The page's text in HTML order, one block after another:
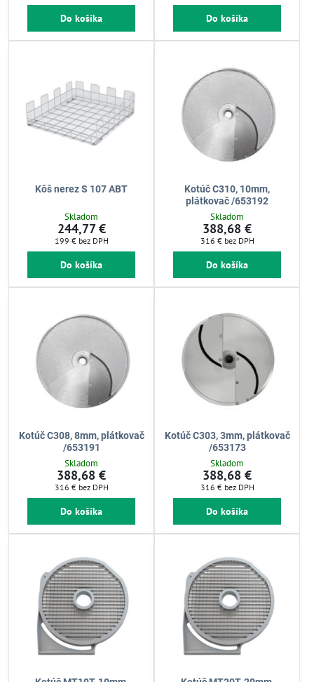
Do košíka Do košíka
Kôš nerez S 107 ABT
Skladom
244,77 €
199 € bez DPH
Do košíka
Kotúč C310, 10mm,
plátkovač /653192
Skladom
388,68 €
316 € bez DPH
Do košíka
Kotúč C308, 8mm, plátkovač
/653191
Skladom
388,68 €
316 € bez DPH
Do košíka
Kotúč C303, 3mm, plátkovač
/653173
Skladom
388,68 €
316 € bez DPH
Do košíka